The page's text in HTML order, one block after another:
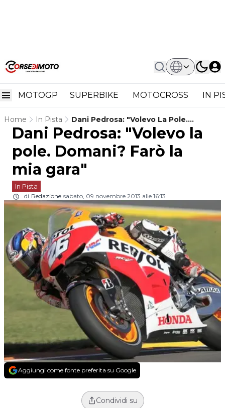
MOTOGP SUPERBIKE MOTOCROSS IN
Home In Pista
Dani Pedrosa: "Volevo La Pole.
Domani? Farò La Mia Gara"
Dani Pedrosa: "Volevo la
pole. Domani? Farò la
mia gara"
In Pista
di Redazione sabato, 09 novembre 2013 alle 16:13
Aggiungi come fonte preferita su Google
Condividi su